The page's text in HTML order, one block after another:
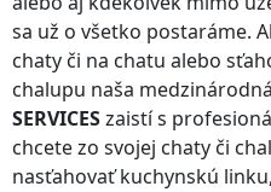
sa už o všetko postaráme.
chaty či na chatu alebo
chalupu naša
SERVICESzaistí s
chcete zo svojej chaty či
nasťahovať kuchynskú